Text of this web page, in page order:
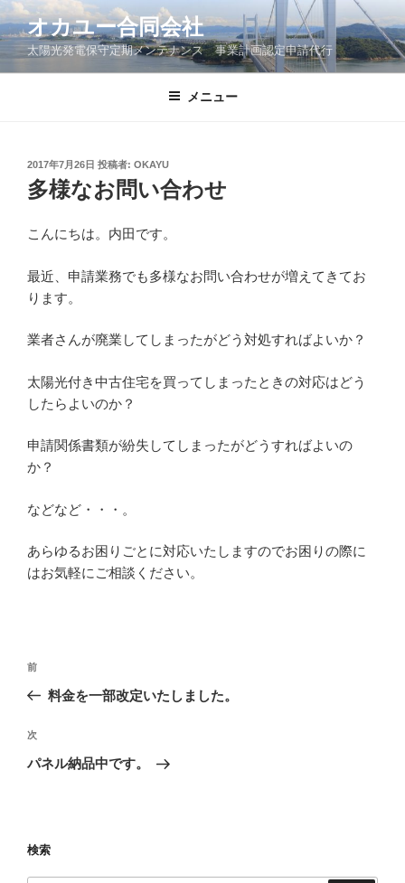
ン
テ
ン
オカユー合同会社
太陽光発電保守定期メンテナンス 事業計画認定申請代行
メニュー
投
稿
日:
2017年7月26日 投稿者: OKAYU
多様なお問い合わせ
こんにちは。内田です。
最近、申請業務でも多様なお問い合わせが増えてきてお
ります。
業者さんが廃業してしまったがどう対処すればよいか？
太陽光付き中古住宅を買ってしまったときの対応はどう
したらよいのか？
申請関係書類が紛失してしまったがどうすればよいの
か？
などなど・・・。
あらゆるお困りごとに対応いたしますのでお困りの際に
はお気軽にご相談ください。
投
ビ
ゲ
ン
過
去
投
稿
前
料金を一部改定いたしました。
次
の
次
パネル納品中です。
検索